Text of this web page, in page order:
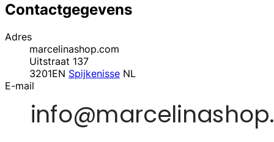
Contactgegevens
Adres
marcelinashop.com
Uitstraat 137
3201EN Spijkenisse NL
E-mail